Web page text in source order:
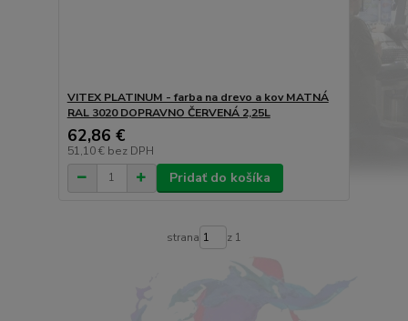
VITEX PLATINUM - farba na drevo a kov MATNÁ
RAL 3020 DOPRAVNO ČERVENÁ 2,25L
62,86 €
51,10 € bez DPH
Pridať do košíka
strana z 1